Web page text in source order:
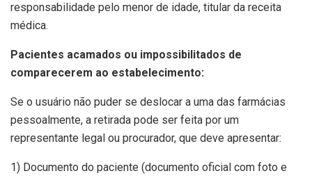
responsabilidade pelo menor de idade, titular da receita
médica.
Pacientes acamados ou impossibilitados de
comparecerem ao estabelecimento:
Se o usuário não puder se deslocar a uma das farmácias
pessoalmente, a retirada pode ser feita por um
representante legal ou procurador, que deve apresentar:
1) Documento do paciente (documento oficial com foto e